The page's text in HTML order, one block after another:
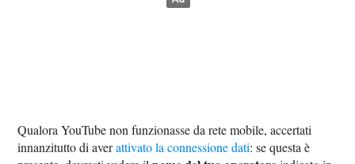
Qualora YouTube non funzionasse da rete mobile, accertati
innanzitutto di averattivato la connessione dati: se questa è